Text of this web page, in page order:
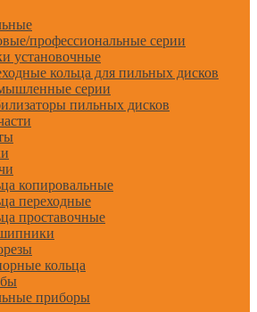
профессиональные серии
установочные
кольца для пильных дисков
серии
пильных дисков
копировальные
переходные
проставочные
кольца
приборы